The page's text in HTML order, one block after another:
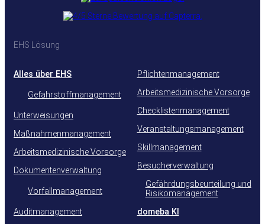
EHS Lösung
Alles über EHS
Gefahrstoffmanagement
Unterweisungen
Maßnahmenmanagement
Arbeitsmedizinische Vorsorge
Dokumentenverwaltung
Vorfallmanagement
Auditmanagement
Pflichtenmanagement
Arbeitsmedizinische Vorsorge
Checklistenmanagement
Veranstaltungsmanagement
Skillmanagement
Besucherverwaltung
Gefährdungsbeurteilung und
Risikomanagement
domeba KI